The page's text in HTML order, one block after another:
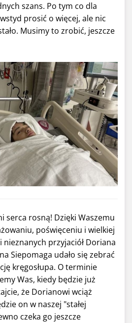
szans. Po tym co dla
prosić o więcej, ale nic
Musimy to zrobić, jeszcze
serca rosną! Dzięki Waszemu
poświęceniu i wielkiej
przyjaciół Doriana
Siepomaga udało się zebrać
kręgosłupa. O terminie
Was, kiedy będzie już
że Dorianowi wciąż
on w naszej "stałej
czeka go jeszcze